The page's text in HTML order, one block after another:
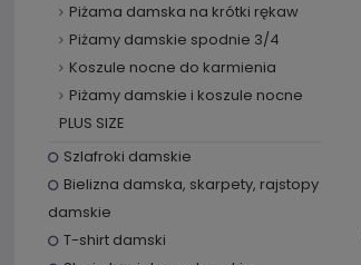
Piżama damska na krótki rękaw
Piżamy damskie spodnie 3/4
Koszule nocne do karmienia
Piżamy damskie i koszule nocne
PLUS SIZE
Szlafroki damskie
Bielizna damska, skarpety, rajstopy
damskie
T-shirt damski